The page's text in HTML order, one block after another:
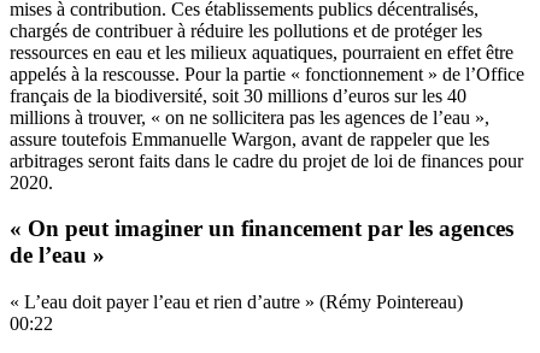
mises à contribution. Ces établissements publics décentralisés,
chargés de contribuer à réduire les pollutions et de protéger les
ressources en eau et les milieux aquatiques, pourraient en effet être
appelés à la rescousse. Pour la partie « fonctionnement » de l’Office
français de la biodiversité, soit 30 millions d’euros sur les 40
millions à trouver, « on ne sollicitera pas les agences de l’eau »,
assure toutefois Emmanuelle Wargon, avant de rappeler que les
arbitrages seront faits dans le cadre du projet de loi de finances pour
2020.
« On peut imaginer un financement par les agences
de l’eau »
« L’eau doit payer l’eau et rien d’autre » (Rémy Pointereau)
00:22